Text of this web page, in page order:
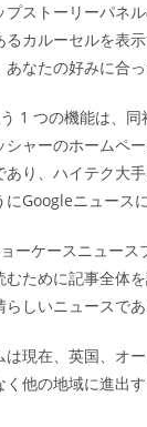
ストーリーパネ
カルーセルを表
なたの好みに合
1 つの機能は、
ャーのホームペ
あり、ハイテク大
Googleニュース
ーケースニュー
むために記事全体
しいニュースで
は現在、英国、オ
他の地域に進出